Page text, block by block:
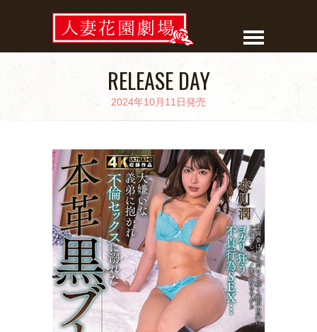
RELEASE DAY
2024年10月11日発売